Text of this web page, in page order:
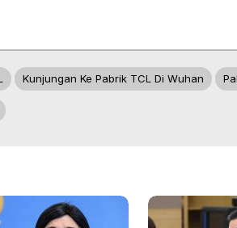
Kunjungan Ke Pabrik TCL Di Wuhan